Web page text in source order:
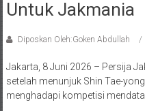
Untuk Jakmania
Diposkan Oleh:Goken Abdullah
Jakarta, 8 Juni 2026 – Persija
setelah menunjuk Shin Tae-
menghadapi kompetisi